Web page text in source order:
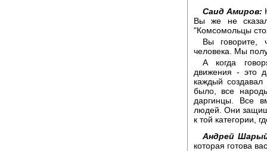
Саид Амиров:
Вы же не
"Комсомольцы
Вы говорите,
человека. Мы
А когда
движения - это
каждый
было, все
даргинцы. Все
людей. Они
к той категории,
Андрей
которая готова